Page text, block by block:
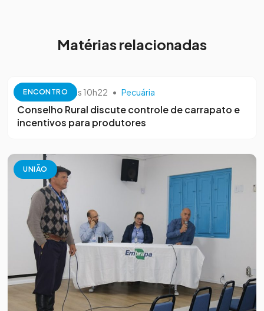
Matérias relacionadas
ENCONTRO
10 de outubro às 10h22 • Pecuária
Conselho Rural discute controle de carrapato e
incentivos para produtores
UNIÃO